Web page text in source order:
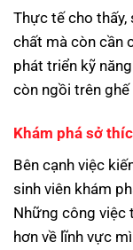
Thực tế cho thấy,
chất mà còn cần
phát triển kỹ
còn ngồi trên
Khám phá sở
Bên cạnh việc
sinh viên khám
Những công việc
hơn về lĩnh vực